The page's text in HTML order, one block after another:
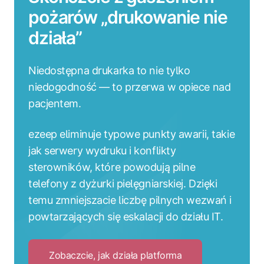
pożarów „drukowanie nie
działa”
Niedostępna drukarka to nie tylko
niedogodność — to przerwa w opiece nad
pacjentem.
ezeep eliminuje typowe punkty awarii, takie
jak serwery wydruku i konflikty
sterowników, które powodują pilne
telefony z dyżurki pielęgniarskiej. Dzięki
temu zmniejszacie liczbę pilnych wezwań i
powtarzających się eskalacji do działu IT.
Zobaczcie, jak działa platforma